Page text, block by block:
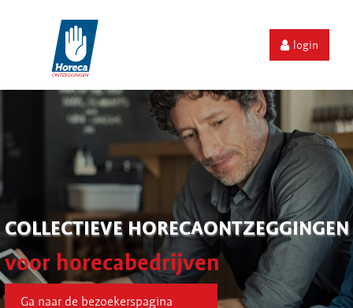
login
COLLECTIEVE HORECAONTZEGGINGEN
voor horecabedrijven
Ga naar de bezoekerspagina